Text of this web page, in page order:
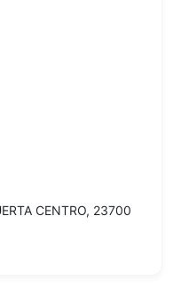
CENTRO, 23700